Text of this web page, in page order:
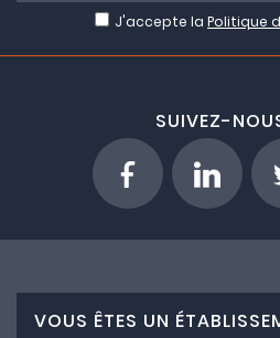
J'accepte la Politique
SUIVEZ-
VOUS ÊTES UN